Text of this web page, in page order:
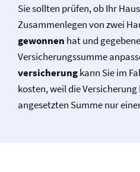
Sie sollten prüfen, ob Ihr
Zusammenlegen von zwei
gewonnen hat und
Versicherungssumme
versicherungkann Sie im
kosten, weil die
angesetzten Summe nur